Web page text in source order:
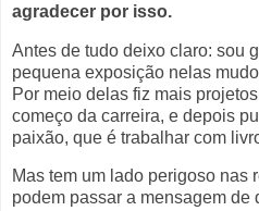
agradecer por isso.
Antes de tudo deixo claro: sou
pequena exposição nelas
Por meio delas fiz mais
começo da carreira, e depois
paixão, que é trabalhar com
Mas tem um lado perigoso nas
podem passar a mensagem de